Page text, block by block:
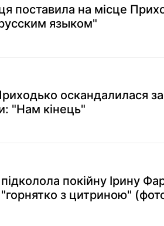
поставила на місце
языком"
оскандалилася
"Нам кінець"
покійну Ірину
"горнятко з цитриною"